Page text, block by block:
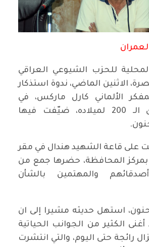
للحزب الشيوعي العراقي
الاثنين الماضي، ندوة استذكار
الألماني كارل ماركس، في
مناسبة الذكرى الـ 200 لميلاده، ضيّفت فيها
على قاعة الشهيد هندال في مقر
بمركز المحافظة، حضرها جمع من
والمهتمين بالشأن
استهل حديثه مشيرا إلى ان
الكثير من الجوانب الحياتية
رائجة حتى اليوم، والتي انتشرت